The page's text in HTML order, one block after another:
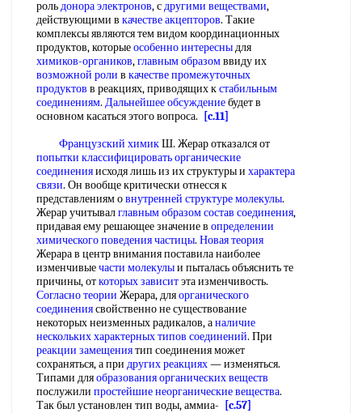
рольдонора электронов, сдругими веществами,
действующими в качестве акцепторов. Такие
комплексы являются тем видом координационных
продуктов, которыеособенно интересныдля
химиков-органиков,главным образомввиду их
возможной роли в качестве промежуточных
продуктов в реакциях, приводящих кстабильным
соединениям. Дальнейшее обсуждениебудет в
основном касаться этого вопроса.
[c.11]
Французский химикШ. Жерар отказался от
попытки классифицироватьорганические
соединенияисходя лишь из их структуры и характера
связи. Он вообще критически отнесся к
представлениям овнутренней структуре молекулы.
Жерар учитывалглавным образомсостав соединения,
придавая ему решающее значение в определении
химическогоповедения частицы. Новая теория
Жерара в центр внимания поставила наиболее
изменчивыечасти молекулыи пыталась объяснить те
причины, откоторых зависитэта изменчивость.
Согласно теории Жерара, дляорганического
соединениясвойственно не существование
некоторых неизменных радикалов, аналичие
несколькиххарактерных типов соединений. При
реакции замещениятип соединения может
сохраняться, а при других реакциях— изменяться.
Типами дляобразования органических веществ
послужили простейшие неорганические вещества.
Так был установлен тип воды, аммиа-
[c.57]